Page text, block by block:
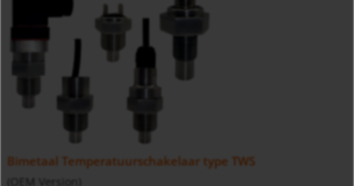
Bimetaal Temperatuurschakelaar type TWS
(OEM Version)